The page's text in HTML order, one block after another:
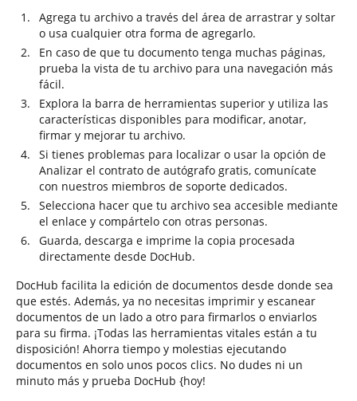
Agrega tu archivo a través del área de arrastrar y soltar
o usa cualquier otra forma de agregarlo.
En caso de que tu documento tenga muchas páginas,
prueba la vista de tu archivo para una navegación más
fácil.
Explora la barra de herramientas superior y utiliza las
características disponibles para modificar, anotar,
firmar y mejorar tu archivo.
Si tienes problemas para localizar o usar la opción de
Analizar el contrato de autógrafo gratis, comunícate
con nuestros miembros de soporte dedicados.
Selecciona hacer que tu archivo sea accesible mediante
el enlace y compártelo con otras personas.
Guarda, descarga e imprime la copia procesada
directamente desde DocHub.
DocHub facilita la edición de documentos desde donde sea
que estés. Además, ya no necesitas imprimir y escanear
documentos de un lado a otro para firmarlos o enviarlos
para su firma. ¡Todas las herramientas vitales están a tu
disposición! Ahorra tiempo y molestias ejecutando
documentos en solo unos pocos clics. No dudes ni un
minuto más y prueba DocHub {hoy!